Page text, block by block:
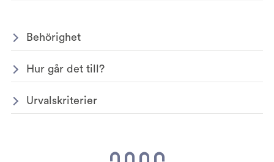
Behörighet
Hur går det till?
Urvalskriterier